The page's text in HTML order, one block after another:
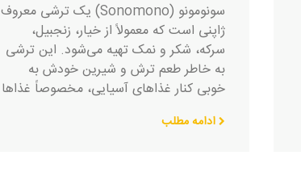
سونومونو (Sonomono) یک ترشی معروف
ژاپنی است که معمولاً از خیار، زنجبیل،
سرکه، شکر و نمک تهیه می‌شود. این ترشی
به خاطر طعم ترش و شیرین خودش به
خوبی کنار غذاهای آسیایی، مخصوصاً غذاها
ادامه مطلب